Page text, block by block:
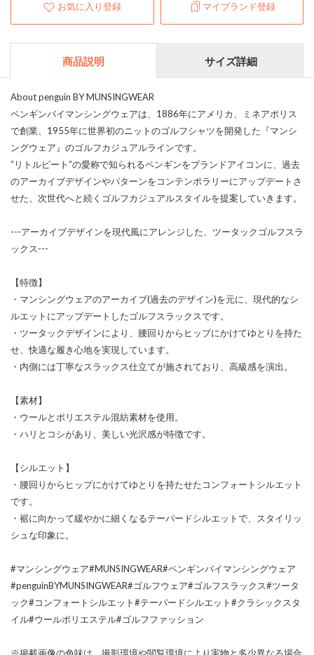
お気に入り登録 マイブランド登録
商品説明 サイズ詳細
About penguin BY MUNSINGWEAR
ペンギンバイマンシングウェアは、1886年にアメリカ、ミネアポリス
で創業、1955年に世界初のニットのゴルフシャツを開発した『マンシ
ングウェア』のゴルフカジュアルラインです。
“リトルピート”の愛称で知られるペンギンをブランドアイコンに、過去
のアーカイブデザインやパターンをコンテンポラリーにアップデートさ
せた、次世代へと続くゴルフカジュアルスタイルを提案していきます。
---アーカイブデザインを現代風にアレンジした、ツータックゴルフスラ
ックス---
【特徴】
・マンシングウェアのアーカイブ(過去のデザイン)を元に、現代的なシ
ルエットにアップデートしたゴルフスラックスです。
・ツータックデザインにより、腰回りからヒップにかけてゆとりを持た
せ、快適な履き心地を実現しています。
・内側には丁寧なスラックス仕立てが施されており、高級感を演出。
【素材】
・ウールとポリエステル混紡素材を使用。
・ハリとコシがあり、美しい光沢感が特徴です。
【シルエット】
・腰回りからヒップにかけてゆとりを持たせたコンフォートシルエット
です。
・裾に向かって緩やかに細くなるテーパードシルエットで、スタイリッ
シュな印象に。
#マンシングウェア#MUNSINGWEAR#ペンギンバイマンシングウェア
#penguinBYMUNSINGWEAR#ゴルフウェア#ゴルフスラックス#ツータ
ック#コンフォートシルエット#テーパードシルエット#クラシックスタ
イル#ウールポリエステル#ゴルフファッション
※掲載画像の色味は、撮影環境や閲覧環境により実物と多少異なる場合